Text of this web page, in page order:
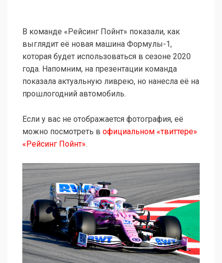
В команде «Рейсинг Пойнт» показали, как
выглядит её новая машина Формулы-1,
которая будет использоваться в сезоне 2020
года. Напомним, на презентации команда
показала актуальную ливрею, но нанесла её на
прошлогодний автомобиль.
Если у вас не отображается фотография, её
можно посмотреть в официальном «твиттере»
«Рейсинг Пойнт».